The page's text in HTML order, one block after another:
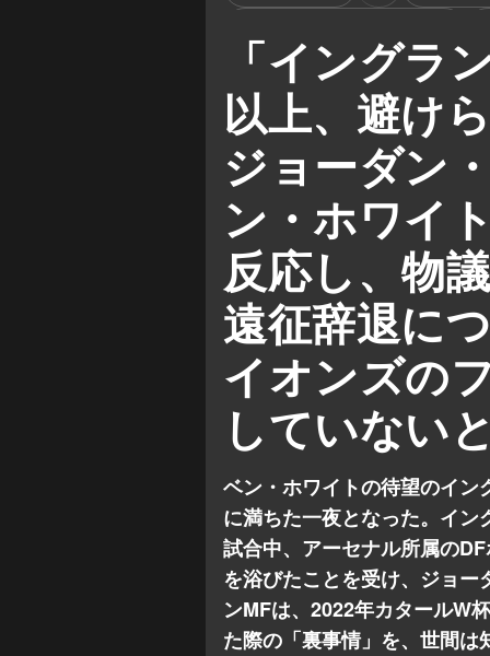
「イングラ
以上、避け
ジョーダン
ン・ホワイ
反応し、物
遠征辞退に
イオンズの
していない
ベン・ホワイトの待望のイ
に満ちた一夜となった。イ
試合中、アーセナル所属の
を浴びたことを受け、ジョ
ンMFは、2022年カタールW
た際の「裏事情」を、世間は